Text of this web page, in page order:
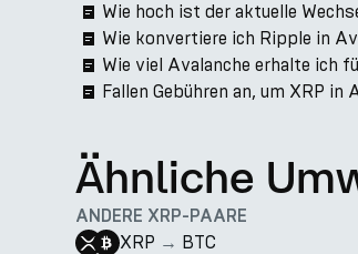
Wie hoch ist der aktuelle
Wie konvertiere ich Ripple in
Wie viel Avalanche erhalte ich
Fallen Gebühren an, um XRP
Ähnliche
ANDERE XRP-PAARE
XRP → BTC